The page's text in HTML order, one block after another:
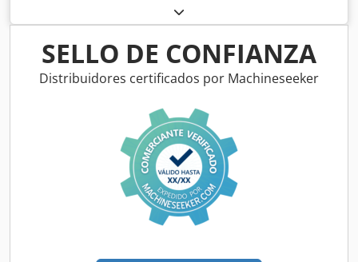
SELLO DE CONFIANZA
Distribuidores certificados por Machineseeker